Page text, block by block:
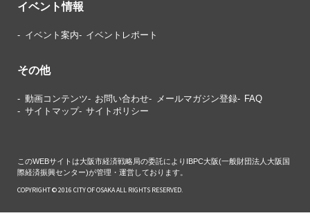
イベント情報
イベント案内 イベントレポート
その他
動画コンテンツ お問い合わせ メールマガジン登録
FAQ
サイトマップ
サイトポリシー
このWEBサイトは大阪市経済戦略局の委託によりIBPC大阪(一般財団法人大阪国
際経済振興センター)が管理・運営しております。
COPYRIGHT © 2016 CITY OF OSAKA ALL RIGHTS RESERVED.